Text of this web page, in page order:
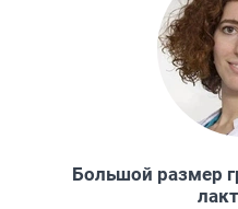
Большой размер